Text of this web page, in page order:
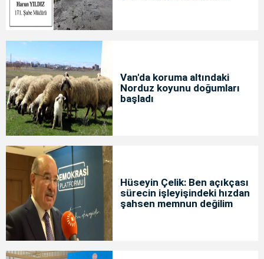
Van'da koruma altındaki
Norduz koyunu doğumları
başladı
Hüseyin Çelik: Ben açıkçası
sürecin işleyişindeki hızdan
şahsen memnun değilim